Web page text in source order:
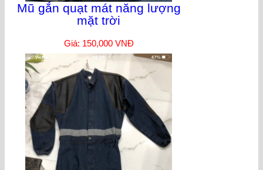
Mũ gắn quạt mát năng lượng
mặt trời
Giá: 150,000 VNĐ